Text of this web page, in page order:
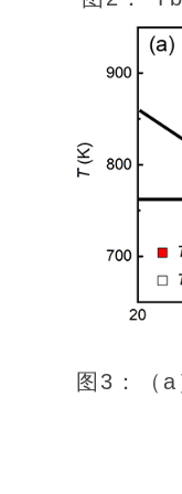
图3：（